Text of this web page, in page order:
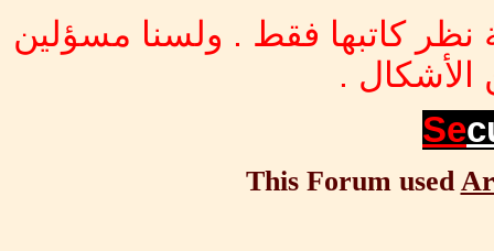
نظر كاتبها فقط . ولسنا مسؤلين
.
Se
This Forum used